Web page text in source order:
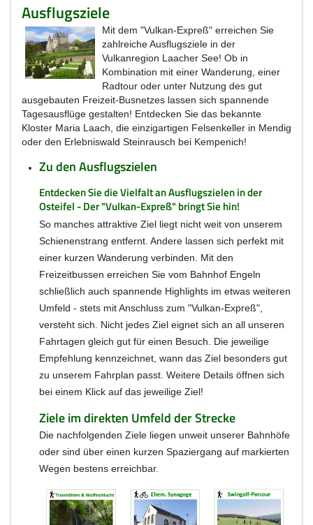
Ausflugsziele
Mit dem "Vulkan-Expreß" erreichen Sie
zahlreiche Ausflugsziele in der
Vulkanregion Laacher See! Ob in
Kombination mit einer Wanderung, einer
Radtour oder unter Nutzung des gut
ausgebauten Freizeit-Busnetzes lassen sich spannende
Tagesausflüge gestalten! Entdecken Sie das bekannte
Kloster Maria Laach, die einzigartigen Felsenkeller in Mendig
oder den Erlebniswald Steinrausch bei Kempenich!
Zu den Ausflugszielen
Entdecken Sie die Vielfalt an Ausflugszielen in der
Osteifel - Der "Vulkan-Expreß" bringt Sie hin!
So manches attraktive Ziel liegt nicht weit von unserem
Schienenstrang entfernt. Andere lassen sich perfekt mit
einer kurzen Wanderung verbinden. Mit den
Freizeitbussen erreichen Sie vom Bahnhof Engeln
schließlich auch spannende Highlights im etwas weiteren
Umfeld - stets mit Anschluss zum "Vulkan-Expreß",
versteht sich. Nicht jedes Ziel eignet sich an all unseren
Fahrtagen gleich gut für einen Besuch. Die jeweilige
Empfehlung kennzeichnet, wann das Ziel besonders gut
zu unserem Fahrplan passt. Weitere Details öffnen sich
bei einem Klick auf das jeweilige Ziel!
Ziele im direkten Umfeld der Strecke
Die nachfolgenden Ziele liegen unweit unserer Bahnhöfe
oder sind über einen kurzen Spaziergang auf markierten
Wegen bestens erreichbar.